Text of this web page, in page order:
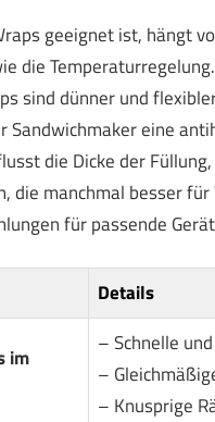
geeignet ist, hängt
die
sind dünner und
Sandwichmaker eine
die Dicke der
die manchmal besser
für passende
Details
im
– Schnelle
–
– Knusprige